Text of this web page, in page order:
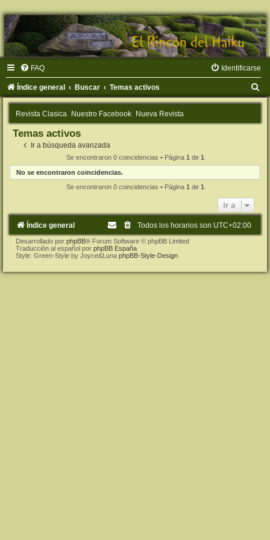
FAQ Identificarse
Índice general Buscar Temas activos
u
Revista Clasica Nuestro Facebook Nueva Revista
Temas activos
Ir a búsqueda avanzada
Se encontraron 0 coincidencias • Página 1 de 1
No se encontraron coincidencias.
Se encontraron 0 coincidencias • Página 1 de 1
Ir a
Índice general Todos los horarios son UTC+02:00
Desarrollado por phpBB® Forum Software © phpBB Limited
Traducción al español por phpBB España
Style: Green-Style by Joyce&Luna phpBB-Style-Design